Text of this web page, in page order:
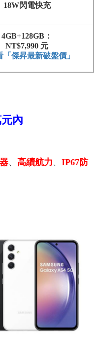
18W閃電快充
4GB+128GB：
NT$7,990 元
「傑昇最新破盤價」
內
、 高續航力 、 IP67防